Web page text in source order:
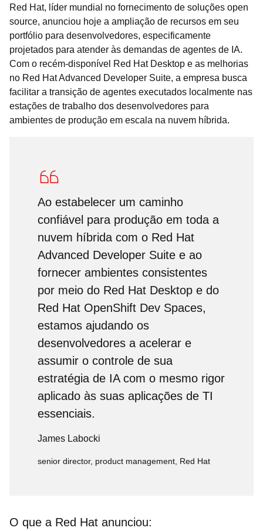
Red Hat, líder mundial no fornecimento de soluções open
source, anunciou hoje a ampliação de recursos em seu
portfólio para desenvolvedores, especificamente
projetados para atender às demandas de agentes de IA.
Com o recém-disponível Red Hat Desktop e as melhorias
no Red Hat Advanced Developer Suite, a empresa busca
facilitar a transição de agentes executados localmente nas
estações de trabalho dos desenvolvedores para
ambientes de produção em escala na nuvem híbrida.
Ao estabelecer um caminho
confiável para produção em toda a
nuvem híbrida com o Red Hat
Advanced Developer Suite e ao
fornecer ambientes consistentes
por meio do Red Hat Desktop e do
Red Hat OpenShift Dev Spaces,
estamos ajudando os
desenvolvedores a acelerar e
assumir o controle de sua
estratégia de IA com o mesmo rigor
aplicado às suas aplicações de TI
essenciais.
James Labocki
senior director, product management, Red Hat
O que a Red Hat anunciou: